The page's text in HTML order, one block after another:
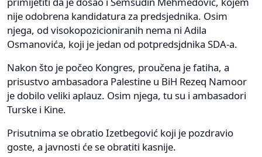
nije odobrena kandidatura za predsjednika. Osim
njega, od visokopozicioniranih nema ni Adila
Osmanovića, koji je jedan od potpredsjdnika SDA-a.
Nakon što je počeo Kongres, proučena je fatiha, a
prisustvo ambasadora Palestine u BiH Rezeq Namoor
je dobilo veliki aplauz. Osim njega, tu su i ambasadori
Turske i Kine.
Prisutnima se obratio Izetbegović koji je pozdravio
goste, a javnosti će se obratiti kasnije.